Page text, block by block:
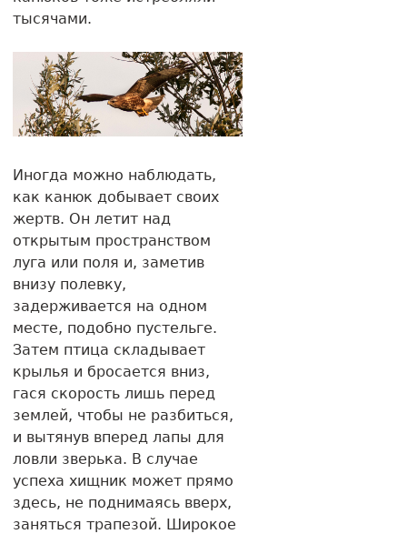
тысячами.
Иногда можно наблюдать,
как канюк добывает своих
жертв. Он летит над
открытым пространством
луга или поля и, заметив
внизу полевку,
задерживается на одном
месте, подобно пустельге.
Затем птица складывает
крылья и бросается вниз,
гася скорость лишь перед
землей, чтобы не разбиться,
и вытянув вперед лапы для
ловли зверька. В случае
успеха хищник может прямо
здесь, не поднимаясь вверх,
заняться трапезой. Широкое